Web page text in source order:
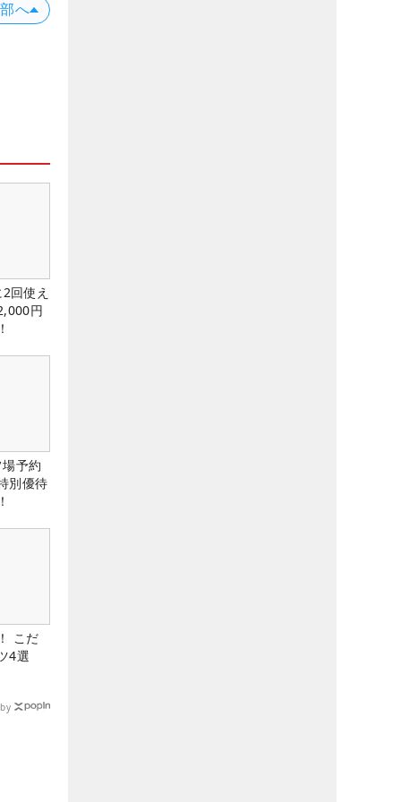
へ
回使え
円
予約
別優待
こだ
4選